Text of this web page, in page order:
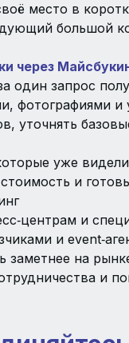
место в
большой
через
один запрос
фотографиями и
уточнять
уже
и
и
и
заметнее на
и